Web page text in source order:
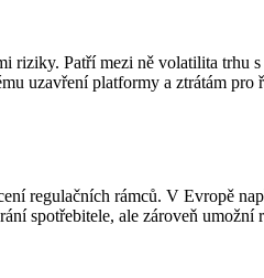
Patří mezi ně volatilita
uzavření platformy a ztrátám
regulačních rámců. V Evropě
spotřebitele, ale zároveň umožní